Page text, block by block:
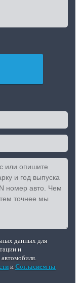
данных для
и
и Согласием на